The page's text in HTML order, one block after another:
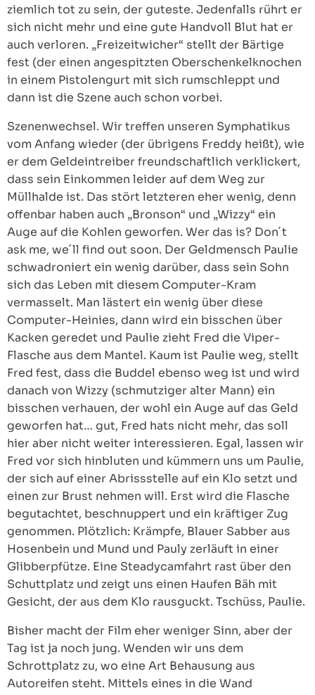
ziemlich tot zu sein, der guteste. Jedenfalls rührt er
sich nicht mehr und eine gute Handvoll Blut hat er
auch verloren. „Freizeitwicher“ stellt der Bärtige
fest (der einen angespitzten Oberschenkelknochen
in einem Pistolengurt mit sich rumschleppt und
dann ist die Szene auch schon vorbei.
Szenenwechsel. Wir treffen unseren Symphatikus
vom Anfang wieder (der übrigens Freddy heißt), wie
er dem Geldeintreiber freundschaftlich verklickert,
dass sein Einkommen leider auf dem Weg zur
Müllhalde ist. Das stört letzteren eher wenig, denn
offenbar haben auch „Bronson“ und „Wizzy“ ein
Auge auf die Kohlen geworfen. Wer das is? Don´t
ask me, we´ll find out soon. Der Geldmensch Paulie
schwadroniert ein wenig darüber, dass sein Sohn
sich das Leben mit diesem Computer-Kram
vermasselt. Man lästert ein wenig über diese
Computer-Heinies, dann wird ein bisschen über
Kacken geredet und Paulie zieht Fred die Viper-
Flasche aus dem Mantel. Kaum ist Paulie weg, stellt
Fred fest, dass die Buddel ebenso weg ist und wird
danach von Wizzy (schmutziger alter Mann) ein
bisschen verhauen, der wohl ein Auge auf das Geld
geworfen hat… gut, Fred hats nicht mehr, das soll
hier aber nicht weiter interessieren. Egal, lassen wir
Fred vor sich hinbluten und kümmern uns um Paulie,
der sich auf einer Abrissstelle auf ein Klo setzt und
einen zur Brust nehmen will. Erst wird die Flasche
begutachtet, beschnuppert und ein kräftiger Zug
genommen. Plötzlich: Krämpfe, Blauer Sabber aus
Hosenbein und Mund und Pauly zerläuft in einer
Glibberpfütze. Eine Steadycamfahrt rast über den
Schuttplatz und zeigt uns einen Haufen Bäh mit
Gesicht, der aus dem Klo rausguckt. Tschüss, Paulie.
Bisher macht der Film eher weniger Sinn, aber der
Tag ist ja noch jung. Wenden wir uns dem
Schrottplatz zu, wo eine Art Behausung aus
Autoreifen steht. Mittels eines in die Wand